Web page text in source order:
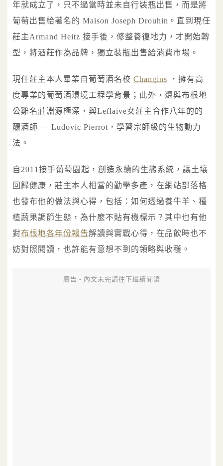
年就成立了，只不過當時並未自行裝瓶出售，而是將
葡萄出售給著名的 Maison Joseph Drouhin。直到現任
莊主Armand Heitz 接手後，修整養復地力，才開始轉
型，將酒莊作為品牌，獨立裝瓶出售給消費市場。
現任莊主本人畢業自葡萄酒名校 Changins ，擁有高
度專業的葡萄酒環境工程學背景；此外，還與布根地
公雞名莊淵源極深，與Leflaive女莊主合作八年的的
釀酒師 — Ludovic Pierrot，學習宗師級的生物動力
法。
自2011接手葡萄園起，創造永續的生態系統，讓土壤
回歸健康，莊主本人相當的勤學多產，在網站部落格
也發布他的做法與心得，包括：如何透過養牛羊、種
植蔬果調節生態，為什麼不貼有機標示？其中也有他
對布根地各年份報告解讀與實戰心得，在品飲時也不
妨對照閱讀，也許能有意想不到的領略與收穫。
廣告 - 內文未完請往下繼續閱讀